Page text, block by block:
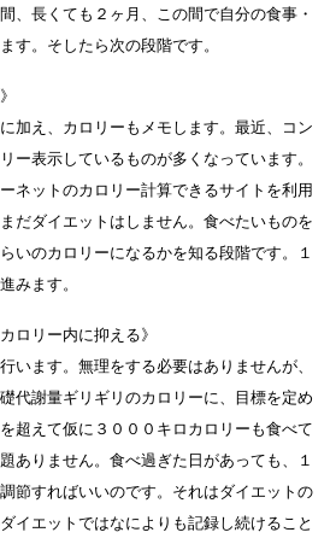
、長くても２ヶ月、この間で自分の食事・
す。そしたら次の段階です。
加え、カロリーもメモします。最近、コン
ー表示しているものが多くなっています。
ネットのカロリー計算できるサイトを利用
だダイエットはしません。食べたいものを
いのカロリーになるかを知る段階です。１
みます。
ロリー内に抑える》
います。無理をする必要はありませんが、
代謝量ギリギリのカロリーに、目標を定め
超えて仮に３０００キロカロリーも食べて
ありません。食べ過ぎた日があっても、１
節すればいいのです。それはダイエットの
イエットではなによりも記録し続けること